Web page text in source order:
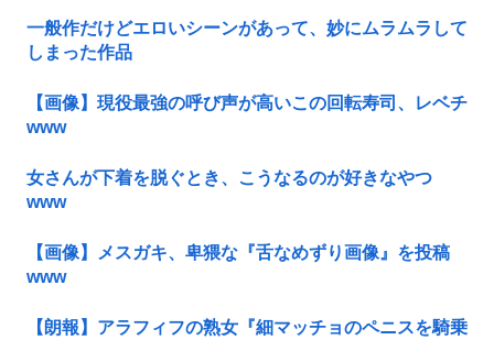
一般作だけどエロいシーンがあって、妙にムラムラして
しまった作品
【画像】現役最強の呼び声が高いこの回転寿司、レベチ
www
女さんが下着を脱ぐとき、こうなるのが好きなやつ
www
【画像】メスガキ、卑猥な『舌なめずり画像』を投稿
www
【朗報】アラフィフの熟女『細マッチョのペニスを騎乗